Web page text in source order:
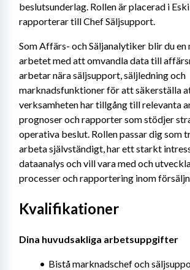
beslutsunderlag. Rollen är placerad i
rapporterar till Chef Säljsupport.
Som Affärs- och Säljanalytiker blir du en
arbetet med att omvandla data till
arbetar nära säljsupport, säljledning och
marknadsfunktioner för att säkerställa
verksamheten har tillgång till relevanta
prognoser och rapporter som stödjer
operativa beslut. Rollen passar dig som
arbeta självständigt, har ett starkt
dataanalys och vill vara med och
processer och rapportering inom
Kvalifikationer
Dina huvudsakliga arbetsuppgifter
Bistå marknadschef och